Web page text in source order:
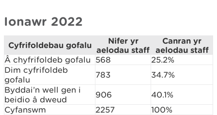
Ionawr 2022
Cyfrifoldebau gofalu
Nifer yr
aelodau staff
Canran yr
aelodau staff
Â chyfrifoldeb gofalu 568
25.2%
Dim cyfrifoldeb
gofalu
783
34.7%
Byddai’n well gen i
beidio â dweud
906
40.1%
Cyfanswm
2257 100%